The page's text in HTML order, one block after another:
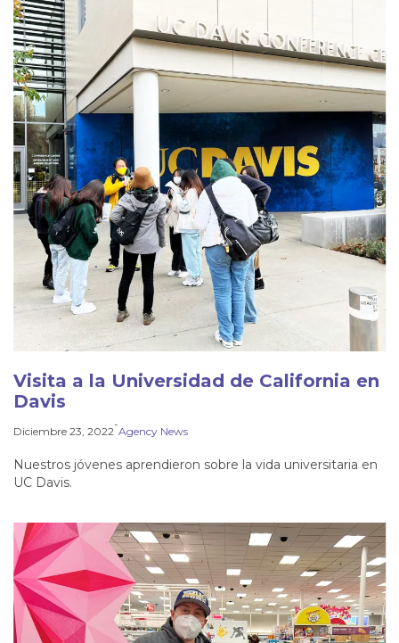
Visita a la Universidad de California en
Davis
Diciembre 23, 2022-Agency News
Nuestros jóvenes aprendieron sobre la vida universitaria en
UC Davis.